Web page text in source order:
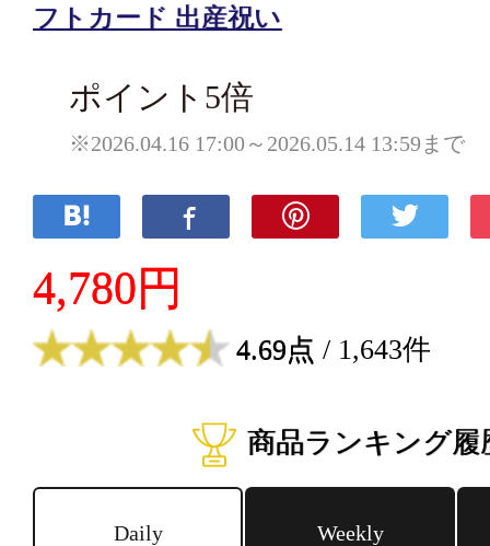
フトカード 出産祝い
ポイント5倍
※2026.04.16 17:00～2026.05.14 13:59まで
4,780円
4.69点 / 1,643件
商品ランキング履
Daily Weekly